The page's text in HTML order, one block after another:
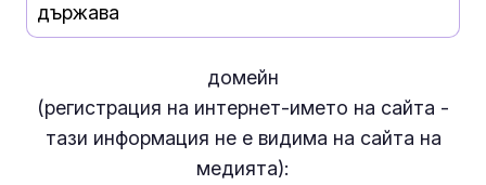
държава
домейн
(регистрация на интернет-името на сайта -
тази информация не евидима на сайта на
медията):